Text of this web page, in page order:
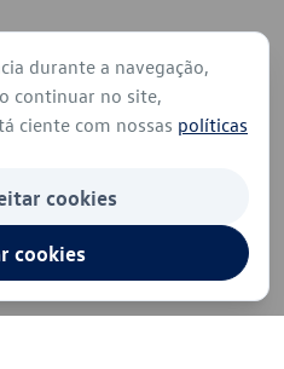
durante a navegação,
continuar no site,
ciente com nossas políticas
cookies
cookies